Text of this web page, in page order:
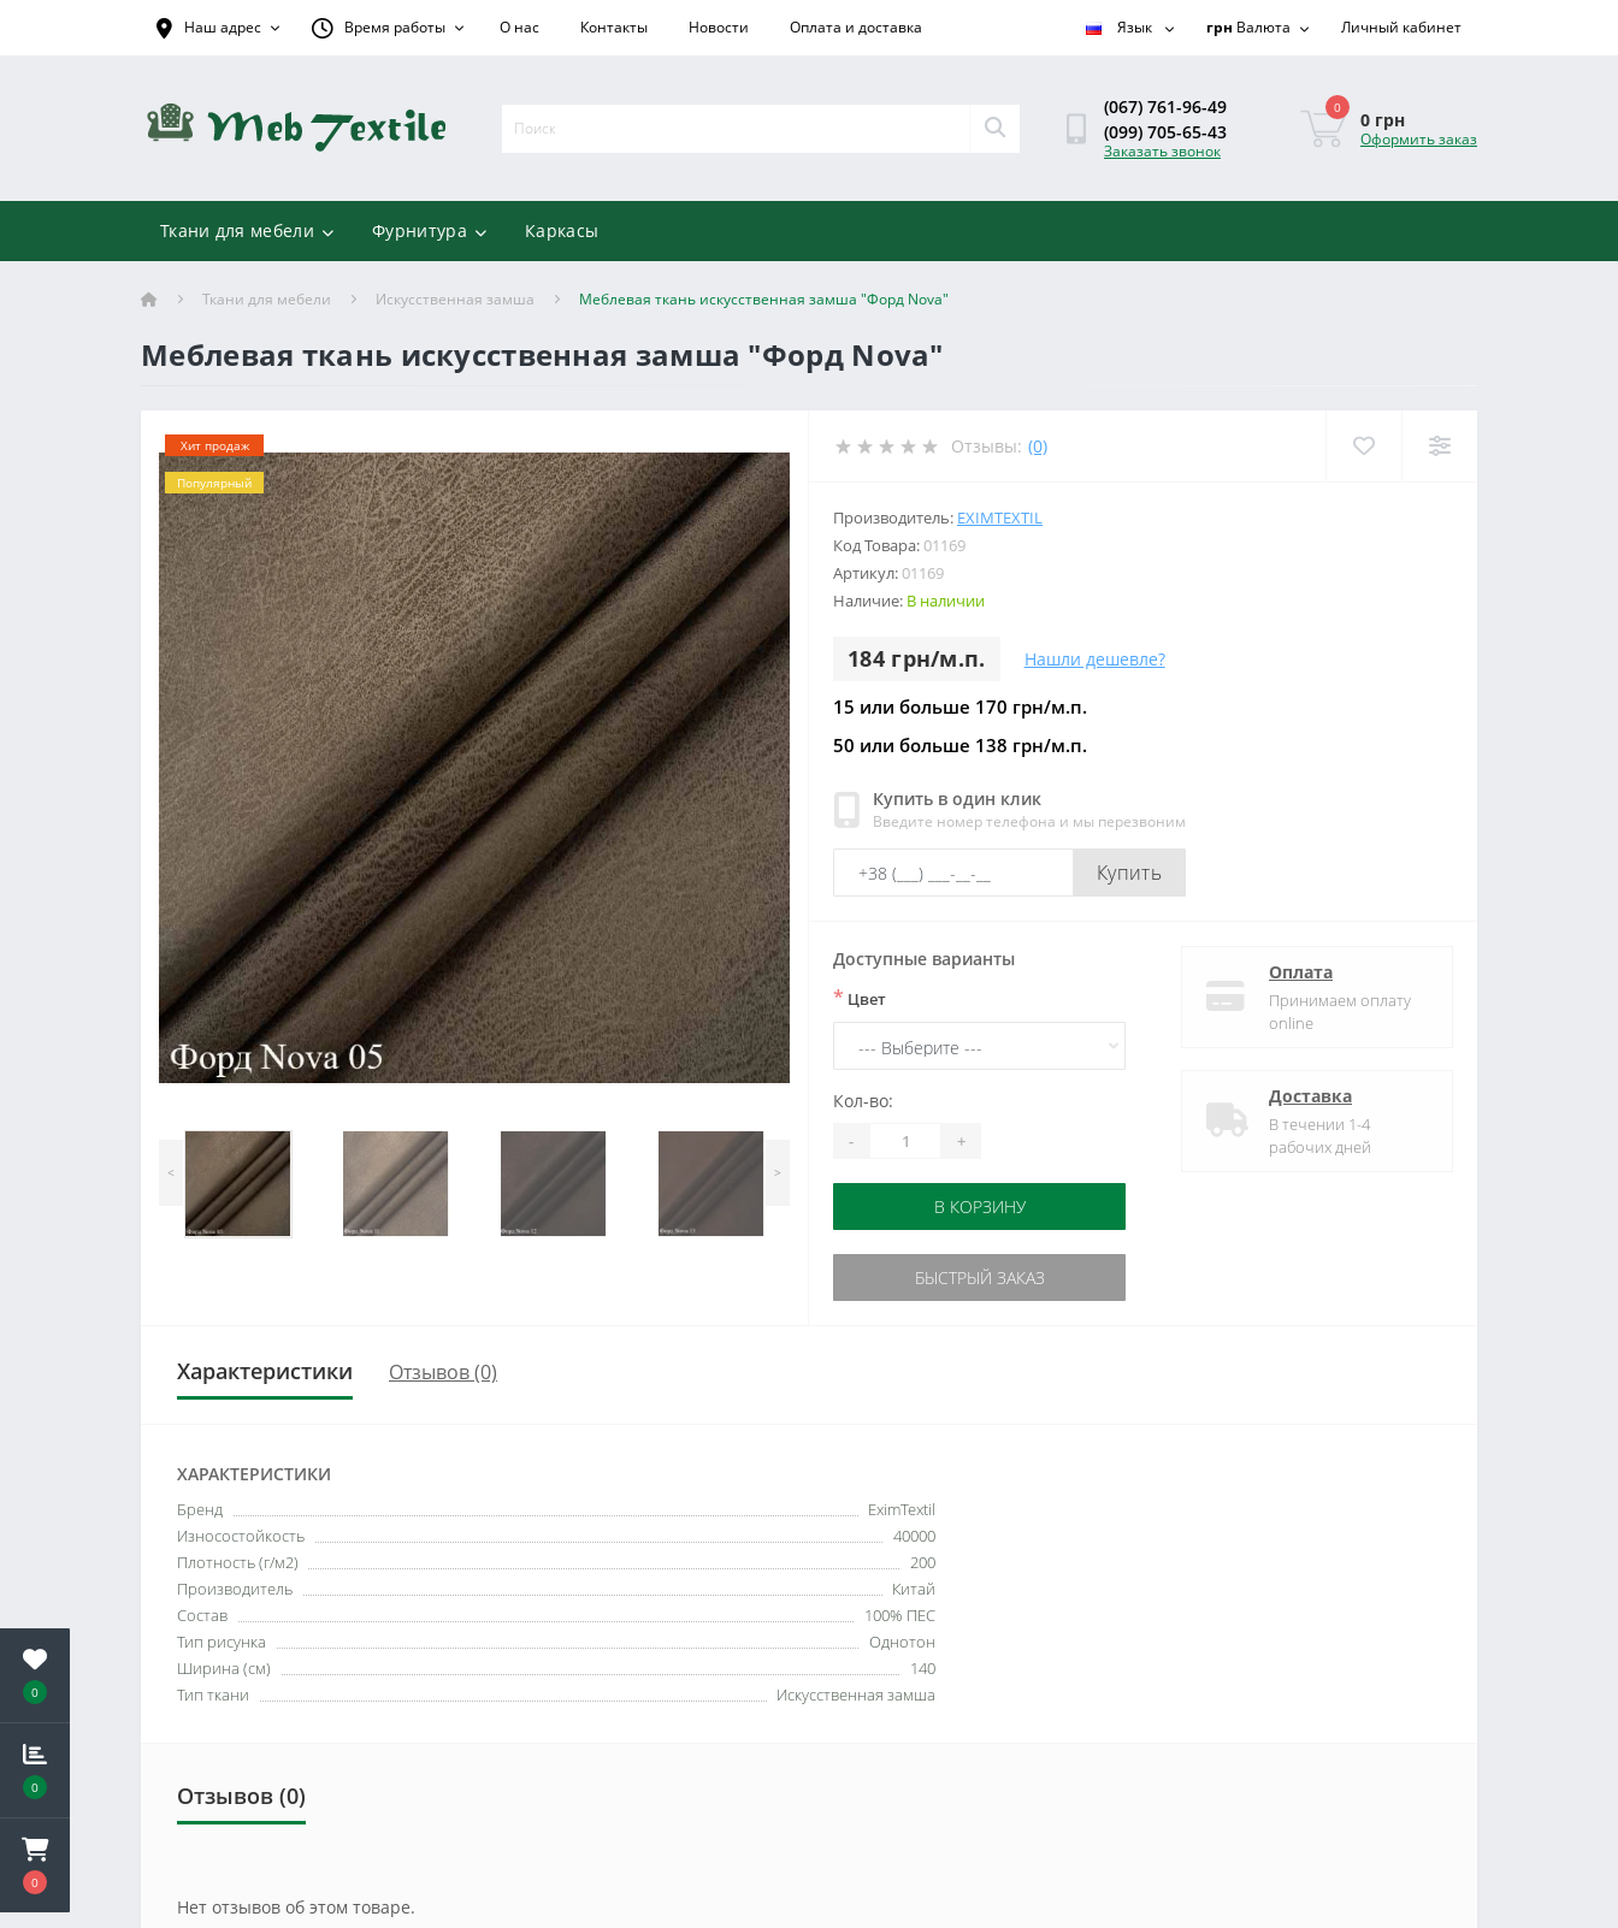
0
0
0
Наш адрес Время работы О нас Контакты Новости Оплата и доставка Язык грн Валюта Личный кабинет
(067) 761-96-49
(099) 705-65-43
Заказать звонок
0
0 грн
Оформить заказ
Ткани для мебели Фурнитура Каркасы
Ткани для мебели Искусственная замша Меблевая ткань искусственная замша "Форд Nova"
Меблевая ткань искусственная замша "Форд Nova"
Хит продаж
Популярный
< >
Отзывы: (0)
Производитель: EXIMTEXTIL
Код Товара:01169
Артикул:01169
Наличие: В наличии
184 грн/м.п. Нашли дешевле?
15 или больше 170 грн/м.п.
50 или больше 138 грн/м.п.
Купить в один клик
Введите номер телефона и мы перезвоним
Купить
Доступные варианты
* Цвет
Кол-во:
- +
В КОРЗИНУ
БЫСТРЫЙ ЗАКАЗ
Оплата
Принимаем оплату
online
Доставка
В течении 1-4
рабочих дней
Характеристики Отзывов (0)
ХАРАКТЕРИСТИКИ
Бренд
EximTextil
Износостойкость
40000
Плотность (г/м2)
200
Производитель
Китай
Состав
100% ПЕС
Тип рисунка
Однотон
Ширина (см)
140
Тип ткани
Искусственная замша
Отзывов (0)
Нет отзывов об этом товаре.